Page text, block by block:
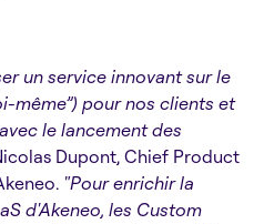
un service innovant sur le
même”) pour nos clients et
le lancement des
Dupont, Chief Product
"Pour enrichir la
d'Akeneo, les Custom